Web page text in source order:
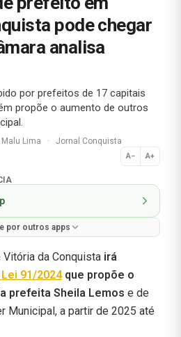
pode chegar
analisa
por prefeitos de 17 capitais
propõe o aumento de outros
Malu Lima · Jornal Conquista
A− A+
Normal
por outros apps
Vitória da Conquista irá
91/2024que propõe o
prefeita Sheila Lemos e de
Municipal, a partir de 2025 até